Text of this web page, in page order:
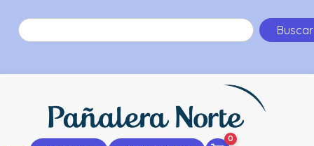
Buscar
0